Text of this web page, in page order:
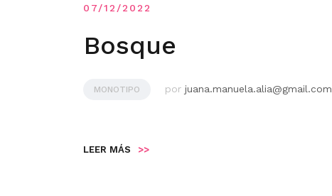
07/12/2022
Bosque
MONOTIPO por juana.manuela.alia@gmail.com
LEER MÁS >>